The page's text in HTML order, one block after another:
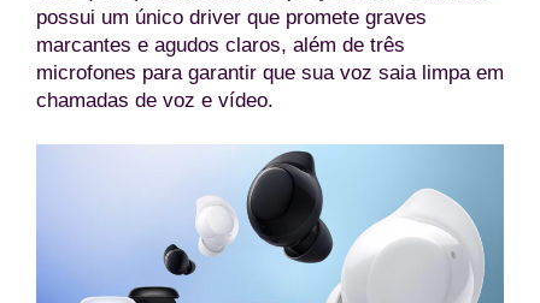
possui um único driver que promete graves
marcantes e agudos claros, além de três
microfones para garantir que sua voz saia limpa em
chamadas de voz e vídeo.